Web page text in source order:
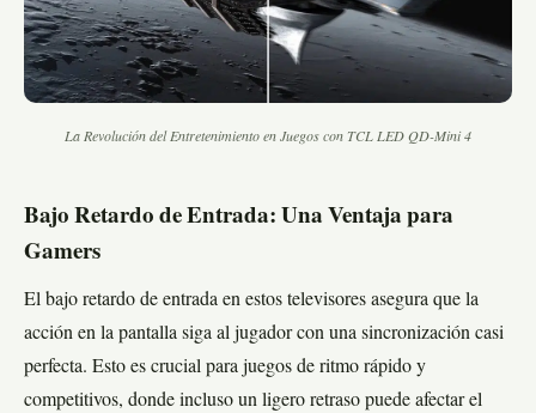
La Revolución del Entretenimiento en Juegos con TCL LED QD-Mini 4
Bajo Retardo de Entrada: Una Ventaja para
Gamers
El bajo retardo de entrada en estos televisores asegura que la
acción en la pantalla siga al jugador con una sincronización casi
perfecta. Esto es crucial para juegos de ritmo rápido y
competitivos, donde incluso un ligero retraso puede afectar el